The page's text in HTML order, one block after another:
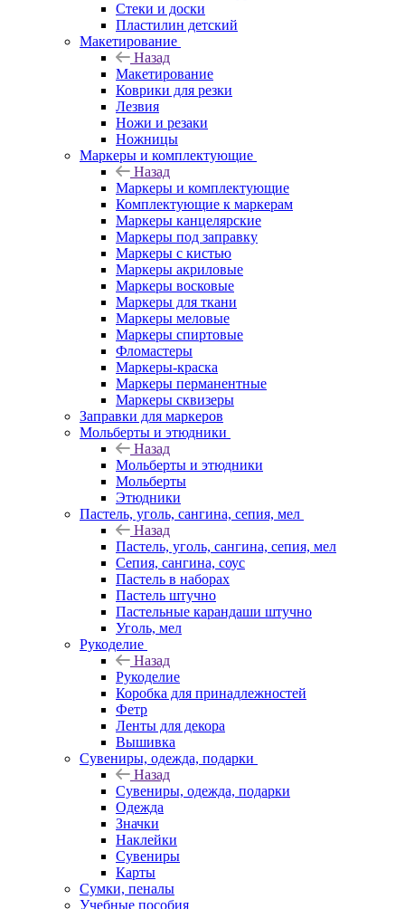
Стеки и доски
Пластилин детский
Макетирование
Назад
Макетирование
Коврики для резки
Лезвия
Ножи и резаки
Ножницы
Маркеры и комплектующие
Назад
Маркеры и комплектующие
Комплектующие к маркерам
Маркеры канцелярские
Маркеры под заправку
Маркеры с кистью
Маркеры акриловые
Маркеры восковые
Маркеры для ткани
Маркеры меловые
Маркеры спиртовые
Фломастеры
Маркеры-краска
Маркеры перманентные
Маркеры сквизеры
Заправки для маркеров
Мольберты и этюдники
Назад
Мольберты и этюдники
Мольберты
Этюдники
Пастель, уголь, сангина, сепия, мел
Назад
Пастель, уголь, сангина, сепия, мел
Сепия, сангина, соус
Пастель в наборах
Пастель штучно
Пастельные карандаши штучно
Уголь, мел
Рукоделие
Назад
Рукоделие
Коробка для принадлежностей
Фетр
Ленты для декора
Вышивка
Сувениры, одежда, подарки
Назад
Сувениры, одежда, подарки
Одежда
Значки
Наклейки
Сувениры
Карты
Сумки, пеналы
Учебные пособия